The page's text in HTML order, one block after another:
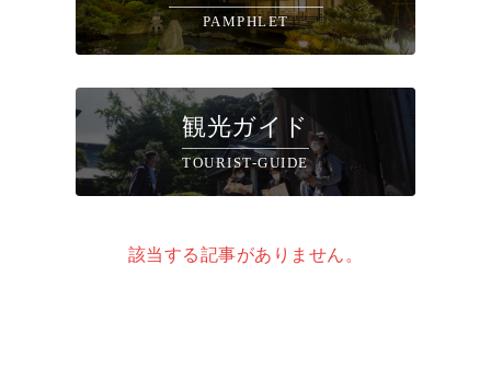
PAMPHLET
観光ガイド
TOURIST-GUIDE
該当する記事がありません。